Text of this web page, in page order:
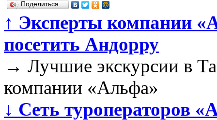
Поделиться…
↑ Эксперты компании
посетить Андорру
→ Лучшие экскурсии в
компании «Альфа»
↓ Сеть туроператоров